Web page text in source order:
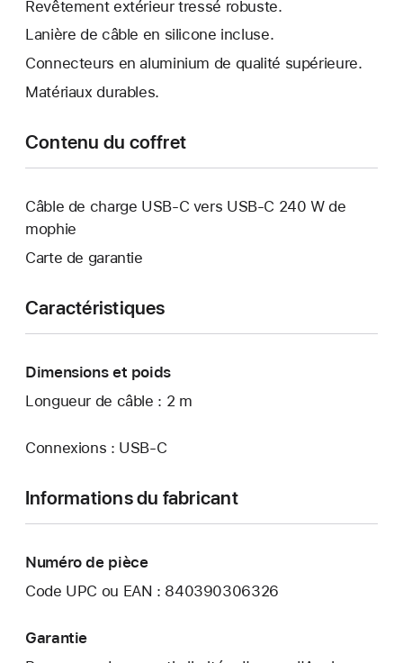
Revêtement extérieur tressé robuste.
Lanière de câble en silicone incluse.
Connecteurs en aluminium de qualité supérieure.
Matériaux durables.
Contenu du coffret
Câble de charge USB-C vers USB-C 240 W de
mophie
Carte de garantie
Caractéristiques
Dimensions et poids
Longueur de câble : 2 m
Connexions : USB‑C
Informations du fabricant
Numéro de pièce
Code UPC ou EAN : 840390306326
Garantie